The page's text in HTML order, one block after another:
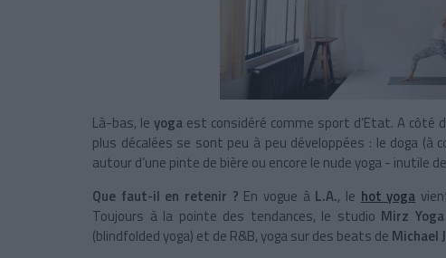
Là-bas, le yoga est considéré comme sport d’Etat. A côté
plus décalées se sont peu à peu développées : le doga (à
autour d’une pinte de bière ou encore le nude yoga - inutile
Que faut-il en retenir ? En vogue à L.A., le hot yoga
Toujours à la pointe des tendances, le studio Mirz Yoga
(blindfolded yoga) et de R&B, yoga sur des beats de Michael